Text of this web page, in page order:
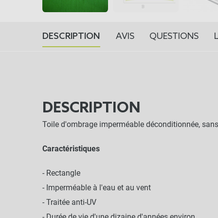
DESCRIPTION AVIS QUESTIONS
DESCRIPTION
Toile d'ombrage imperméable déconditionnée,
Caractéristiques
- Rectangle
- Imperméable à l'eau et au vent
- Traitée anti-UV